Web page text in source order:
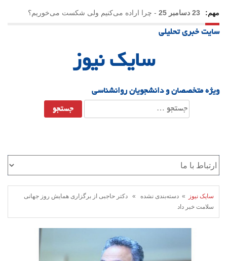
مهم: 23 دسامبر 25 - چرا اراده می‌کنیم ولی شکست می‌خوریم؟
21 دسامبر 25
سایت خبری تحلیلی
سایک نیوز
ویژه متخصصان و دانشجویان روانشناسی
جستجو
برای:
سایک نیوز
» دسته‌بندی نشده » دکتر حاجبی از برگزاری همایش روز جهانی
سلامت خبر داد